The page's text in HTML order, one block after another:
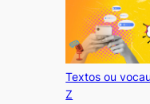
Textos ou
Z